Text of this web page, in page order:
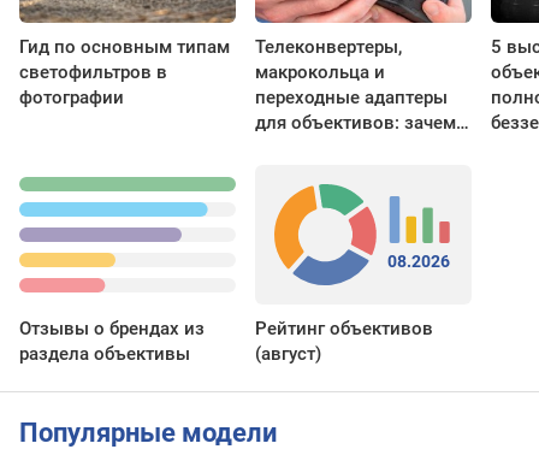
Гид по основным типам
светофильтров в
фотографии
Телеконвертеры,
макрокольца и
переходные адаптеры
для объективов: зачем
5
Отзывы о брендах из
раздела объективы
08.2026
Рейтинг объективов
(август)
Популярные модели